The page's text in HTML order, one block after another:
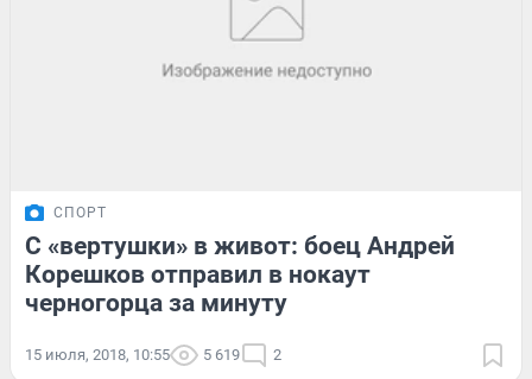
СПОРТ
С «вертушки» в живот: боец Андрей
Корешков отправил в нокаут
черногорца за минуту
15 июля, 2018, 10:55 5 619 2